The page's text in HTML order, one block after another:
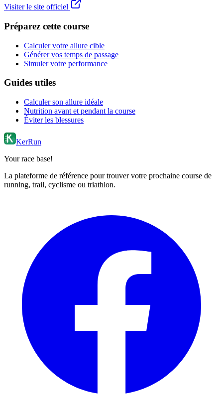
Visiter le site officiel
Préparez cette course
Calculer votre allure cible
Générer vos temps de passage
Simuler votre performance
Guides utiles
Calculer son allure idéale
Nutrition avant et pendant la course
Éviter les blessures
KerRun
Your race base!
La plateforme de référence pour trouver votre prochaine course de
running, trail, cyclisme ou triathlon.